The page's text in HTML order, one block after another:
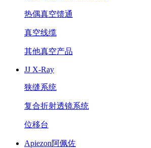
热偶真空馈通
真空线缆
其他真空产品
JJ X-Ray
狭缝系统
复合折射透镜系统
位移台
Apiezon阿佩佐